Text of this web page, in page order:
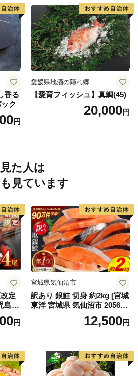
取り寄せグルメ 魚醤 ナンプ
ラー 愛知県 小牧市 冷凍 送料
無料
香る
ク
円
愛媛県地酒の隠れ郷
【愛育フィッシュ】真鯛(45)
20,000円
た人は
見ています
定
島県
円
宮城県気仙沼市
訳あり 銀鮭 切身 約2kg [宮城
東洋 宮城県 気仙沼市 205649
91] 鮭 魚介類 海鮮 訳アリ 規
格外 不揃い さけ サケ 鮭切身
切り身 魚 わけあり
12,500円